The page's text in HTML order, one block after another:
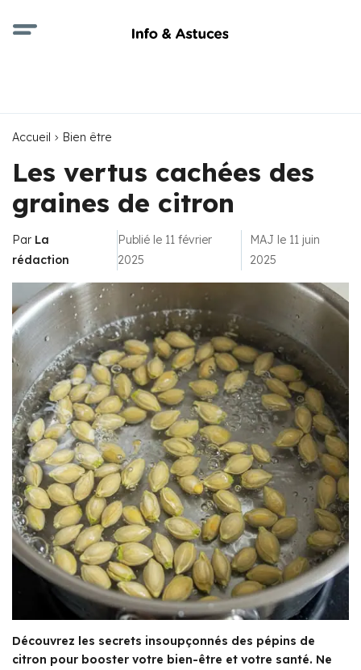
Accueil Bien être
Les vertus cachées des
graines de citron
Par La
rédaction
Publié le 11 février
2025
MAJ le 11 juin
2025
Découvrez les secrets insoupçonnés des pépins de
citron pour booster votre bien-être et votre santé. Ne